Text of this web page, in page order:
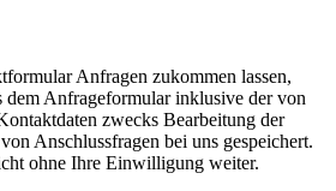
Anfragen zukommen lassen,
dem Anfrageformular inklusive der von
zwecks Bearbeitung der
Anschlussfragen bei uns gespeichert.
ohne Ihre Einwilligung weiter.